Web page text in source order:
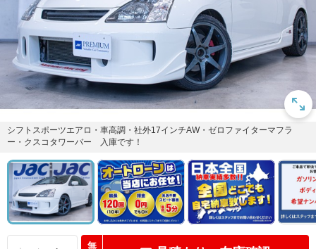
シフトスポーツエアロ・車高調・社外17インチAW・ゼロファイターマフラ
ー・クスコタワーバー 入庫です！
無